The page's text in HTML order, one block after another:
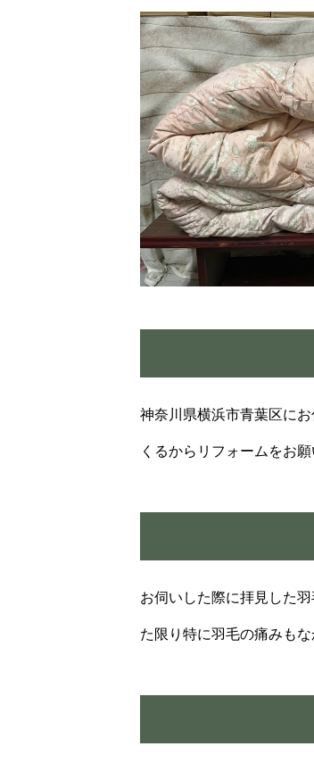
神奈川県横浜市青葉区に
くるからリフォームをお
お伺いした際に拝見した
た限り特に羽毛の痛みも